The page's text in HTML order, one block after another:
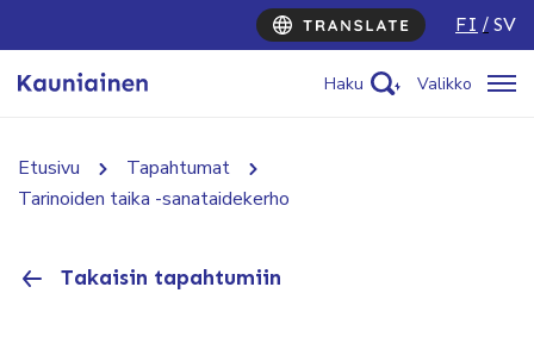
FI SV
Haku Valikko
Etusivu
Tapahtumat
Tarinoiden taika -sanataidekerho
Takaisin tapahtumiin